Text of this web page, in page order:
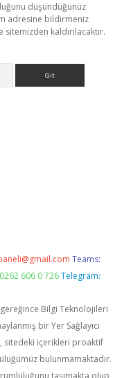
düşündüğünüz
adresine bildirmeniz
kaldırılacaktır.
Teams:
606 0 726 Telegram:
gereğince Bilgi Teknolojileri
bir Yer Sağlayıcı
sitedeki içerikleri proaktif
bulunmamaktadır.
taşımakta olup,